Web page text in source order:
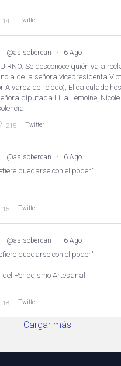
14 Twitter
@asisoberdan · 6 Ago
Se desconoce quién va a
de la señora vicepresidenta
Álvarez de Toledo), El calculado
diputada Lilia Lemoine,
215 Twitter
@asisoberdan · 6 Ago
quedarse con el poder"
15 Twitter
@asisoberdan · 6 Ago
quedarse con el poder"
Periodismo Artesanal
18 Twitter
Cargar más